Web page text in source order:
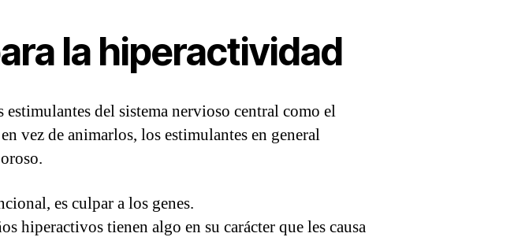
la hiperactividad
del sistema nervioso central como el
vez de animarlos, los estimulantes en general
es culpar a los genes.
tienen algo en su carácter que les causa